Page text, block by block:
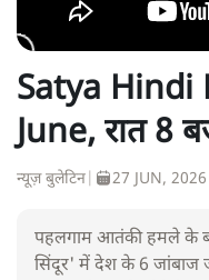
Satya Hindi
June, रात 8
न्यूज़ बुलेटिन 27 JUN, 2026
पहलगाम आतंकी हमले के
सिंदूर' में देश के 6 जांबाज